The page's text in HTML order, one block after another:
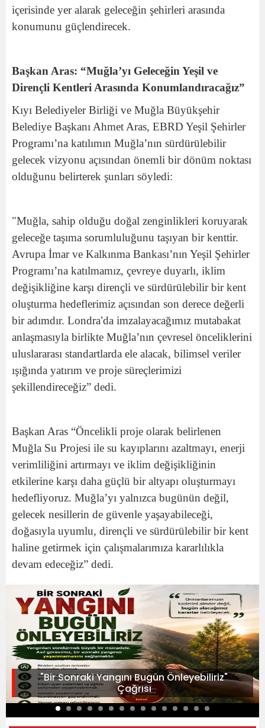
içerisinde yer alarak geleceğin şehirleri arasında
konumunu güçlendirecek.
Başkan Aras: “Muğla’yı Geleceğin Yeşil ve
Dirençli Kentleri Arasında Konumlandıracağız”
Kıyı Belediyeler Birliği ve Muğla Büyükşehir
Belediye Başkanı Ahmet Aras, EBRD Yeşil Şehirler
Programı’na katılımın Muğla’nın sürdürülebilir
gelecek vizyonu açısından önemli bir dönüm noktası
olduğunu belirterek şunları söyledi:
"Muğla, sahip olduğu doğal zenginlikleri koruyarak
geleceğe taşıma sorumluluğunu taşıyan bir kenttir.
Avrupa İmar ve Kalkınma Bankası’nın Yeşil Şehirler
Programı’na katılmamız, çevreye duyarlı, iklim
değişikliğine karşı dirençli ve sürdürülebilir bir kent
oluşturma hedeflerimiz açısından son derece değerli
bir adımdır. Londra’da imzalayacağımız mutabakat
anlaşmasıyla birlikte Muğla’nın çevresel önceliklerini
uluslararası standartlarda ele alacak, bilimsel veriler
ışığında yatırım ve proje süreçlerimizi
şekillendireceğiz” dedi.
Başkan Aras “Öncelikli proje olarak belirlenen
Muğla Su Projesi ile su kayıplarını azaltmayı, enerji
verimliliğini artırmayı ve iklim değişikliğinin
etkilerine karşı daha güçlü bir altyapı oluşturmayı
hedefliyoruz. Muğla’yı yalnızca bugünün değil,
gelecek nesillerin de güvenle yaşayabileceği,
doğasıyla uyumlu, dirençli ve sürdürülebilir bir kent
haline getirmek için çalışmalarımıza kararlılıkla
devam edeceğiz” dedi.
"Bir Sonraki Yangını Bugün Önleyebiliriz"
Çağrısı